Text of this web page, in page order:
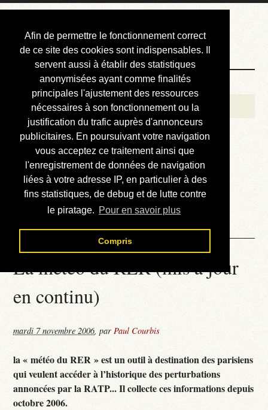
Afin de permettre le fonctionnement correct
de ce site des cookies sont indispensables. Il
servent aussi à établir des statistiques
anonymisées ayant comme finalités
principales l'ajustement des ressources
nécessaires à son fonctionnement ou la
justification du trafic auprès d'annonceurs
publicitaires. En poursuivant votre navigation
vous acceptez ce traitement ainsi que
l'enregistrement de données de navigation
liées à votre adresse IP, en particulier à des
fins statistiques, de debug et de lutte contre
le piratage. Pour en savoir plus
Compris
Courbis, « LE »
Blog Officiel
Bienvenue
Réalisations
Divers (et d’été)
Annonces
Liens externes
Téléchargement
Contact
La météo du RER (mis à jour
en continu)
mardi 7 novembre 2006,parPaul Courbis
la « météo du RER » est un outil à destination des parisiens
qui veulent accéder à l’historique des perturbations
annoncées par la RATP... Il collecte ces informations depuis
octobre 2006.